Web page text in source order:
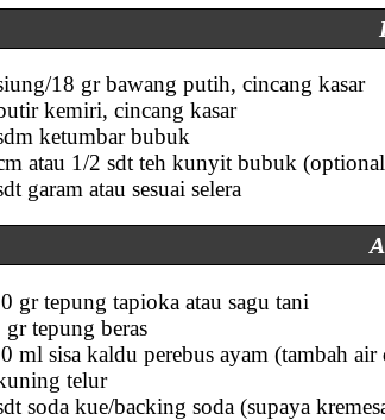
18 gr bawang putih, cincang kasar
kemiri, cincang kasar
ketumbar bubuk
atau 1/2 sdt teh kunyit bubuk
garam atau sesuai selera
gr tepung tapioka atau sagu tani
gr tepung beras
ml sisa kaldu perebus ayam (tambah
telur
soda kue/backing soda (supaya